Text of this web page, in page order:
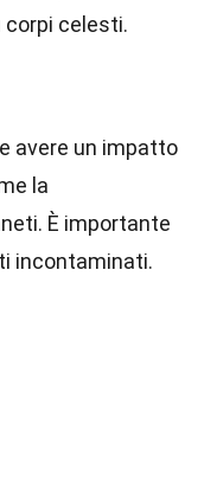
corpi celesti.
avere un impatto
la
È importante
incontaminati.